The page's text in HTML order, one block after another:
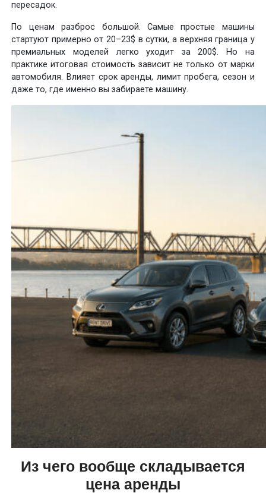
пересадок.
По ценам разброс большой. Самые простые машины
стартуют примерно от 20–23$ в сутки, а верхняя граница у
премиальных моделей легко уходит за 200$. Но на
практике итоговая стоимость зависит не только от марки
автомобиля. Влияет срок аренды, лимит пробега, сезон и
даже то, где именно вы забираете машину.
Из чего вообще складывается
цена аренды